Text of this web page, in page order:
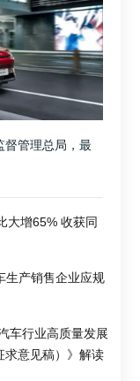
督管理总局，最
大增65% 收获同
生产销售企业应规
车行业高质量发展
意见稿）》解读